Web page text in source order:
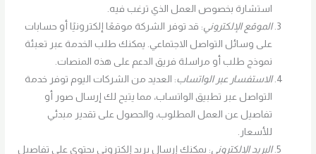
استشارة بخصوص العمل الذي ترغب فيه.
الموقع الإلكتروني: قد توفر الشركة موقعًا إلكترونيًا أو حسابات
على وسائل التواصل الاجتماعي. يمكنك طلب الخدمة عبر تعبئة
نموذج طلب أو مراسلة فريق الدعم على هذه المنصات.
الاستفسار عبر الواتساب: العديد من الشركات اليوم توفر خدمة
التواصل عبر تطبيق الواتساب، مما يتيح لك إرسال صور أو
تفاصيل عن العمل المطلوب، والحصول على تقدير مبدئي
للأسعار.
البريد الإلكتروني: يمكنك إرسال بريد إلكتروني يحتوي على تفاصيل